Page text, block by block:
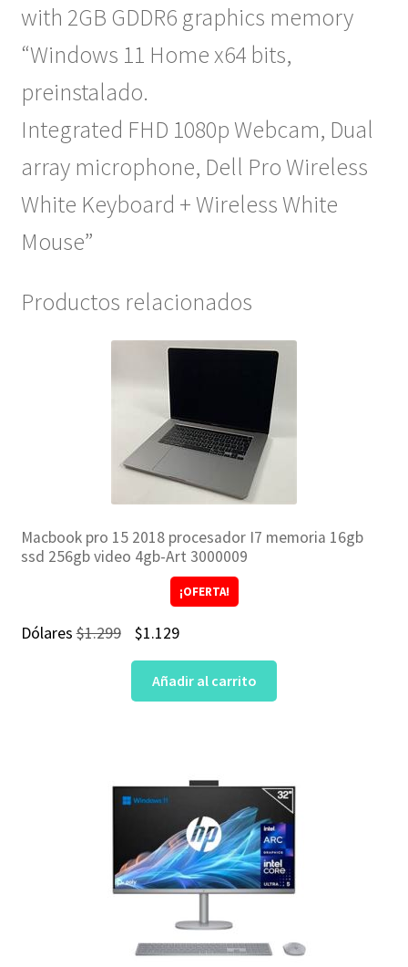
with 2GB GDDR6 graphics memory
“Windows 11 Home x64 bits,
preinstalado.
Integrated FHD 1080p Webcam, Dual
array microphone, Dell Pro Wireless
White Keyboard + Wireless White
Mouse”
Productos relacionados
Macbook pro 15 2018 procesador I7 memoria 16gb
ssd 256gb video 4gb-Art 3000009
¡OFERTA!
Dólares$1.299
El
precio
original
$1.129El
precio
actual
Añadir al carrito